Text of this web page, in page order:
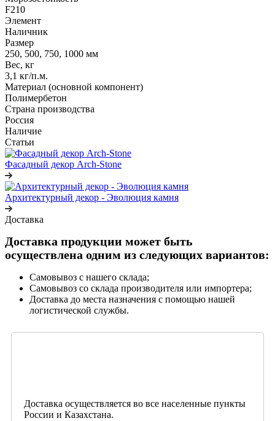
F210
Элемент
Наличник
Размер
250, 500, 750, 1000 мм
Вес, кг
3,1 кг/п.м.
Материал (основной компонент)
Полимербетон
Страна производства
Россия
Наличие
Статьи
Фасадный декор Arch-Stone
Архитектурный декор - Эволюция камня
Доставка
Доставка продукции может быть
осуществлена одним из следующих вариантов:
Самовывоз с нашего склада;
Самовывоз со склада производителя или импортера;
Доставка до места назначения с помощью нашей
логистической службы.
Доставка осуществляется во все населенные пункты
России и Казахстана.